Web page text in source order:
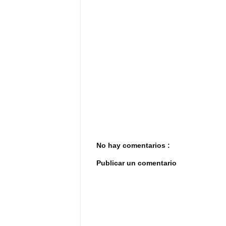
No hay comentarios :
Publicar un comentario